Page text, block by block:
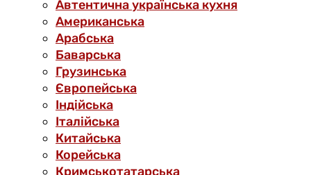
Автентична українська кухня
Американська
Арабська
Баварська
Грузинська
Європейська
Індійська
Італійська
Китайська
Корейська
Кримськотатарська